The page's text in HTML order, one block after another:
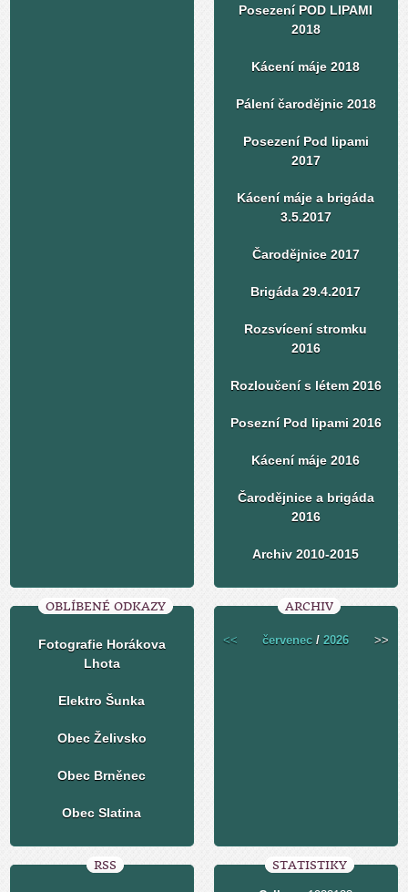
Posezení POD LIPAMI
2018
Kácení máje 2018
Pálení čarodějnic 2018
Posezení Pod lipami
2017
Kácení máje a brigáda
3.5.2017
Čarodějnice 2017
Brigáda 29.4.2017
Rozsvícení stromku
2016
Rozloučení s létem 2016
Posezní Pod lipami 2016
Kácení máje 2016
Čarodějnice a brigáda
2016
Archiv 2010-2015
OBLÍBENÉ ODKAZY
Fotografie Horákova
Lhota
Elektro Šunka
Obec Želivsko
Obec Brněnec
Obec Slatina
ARCHIV
<< červenec /2026 >>
RSS STATISTIKY